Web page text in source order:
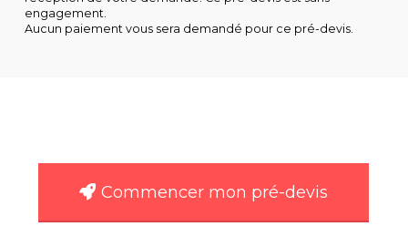
engagement.
Aucun paiement vous sera demandé pour ce pré-devis.
Commencer mon pré-devis